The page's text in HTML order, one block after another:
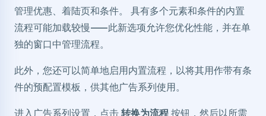
管理优惠、着陆页和条件。 具有多个元素和条件的内置
流程可能加载较慢——此新选项允许您优化性能，并在单
独的窗口中管理流程。
此外，您还可以简单地启用内置流程，以将其用作带有条
件的预配置模板，供其他广告系列使用。
进入广告系列设置，点击 转换为流程 按钮，然后以所需